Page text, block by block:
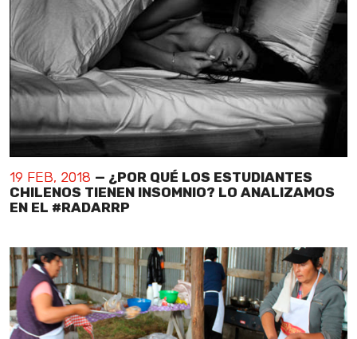
19 FEB, 2018 — ¿POR QUÉ LOS ESTUDIANTES
CHILENOS TIENEN INSOMNIO? LO ANALIZAMOS
EN EL #RADARRP